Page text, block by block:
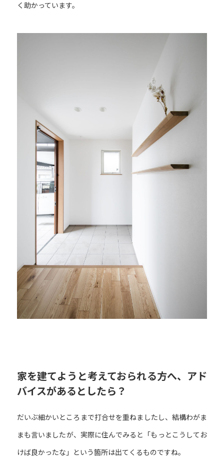
く助かっています。
家を建てようと考えておられる方へ、アド
バイスがあるとしたら？
だいぶ細かいところまで打合せを重ねましたし、結構わがま
まも言いましたが、実際に住んでみると「もっとこうしてお
けば良かったな」という箇所は出てくるものですね。